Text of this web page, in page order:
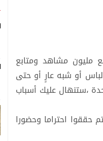
مليون مشاهد ومتابع
أو شبه عارٍ أو حتى
،ستنهال عليك أسباب
احتراما وحضورا